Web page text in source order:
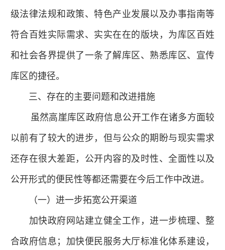
级法律法规和政策、特色产业发展以及办事指南等
符合百姓实际需求、实实在在的版块，为库区百姓
和社会各界提供了一条了解库区、熟悉库区、宣传
库区的捷径。
三、存在的主要问题和改进措施
虽然高崖库区政府信息公开工作在诸多方面较
以前有了较大的进步，但与公众的期盼与现实需求
还存在很大差距，公开内容的及时性、全面性以及
公开形式的便民性等都还需要在今后工作中改进。
（一）进一步拓宽公开渠道
加快政府网站建立健全工作，进一步梳理、整
合政府信息；加快便民服务大厅标准化体系建设，